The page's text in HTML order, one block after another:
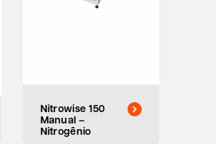
Nitrowise 150
Manual –
Nitrogênio